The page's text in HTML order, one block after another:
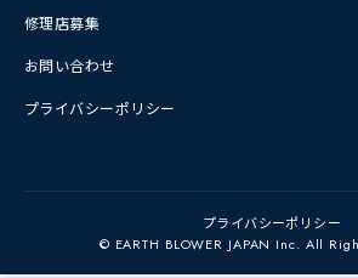
修理店募集
お問い合わせ
プライバシーポリシー
プライバシーポリシー
© EARTH BLOWER JAPAN Inc. All